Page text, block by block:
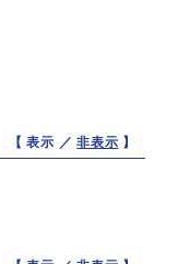
【 表示 ／非表示 】